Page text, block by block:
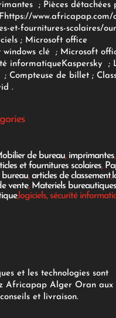
; Pièces détachées
Fhttps://www.africapap.com/
et-fournitures-scolaires/
; Microsoft office
clé; Microsoft
informatiqueKaspersky ;
; Compteuse de billet;
.
de bureau, imprimantes,
et fournitures scolaires,
,articles de classement,
vente, Materiels bureautiques
,logiciels, sécurité
et les technologies sont
Africapap Alger Oran aux
et livraison.